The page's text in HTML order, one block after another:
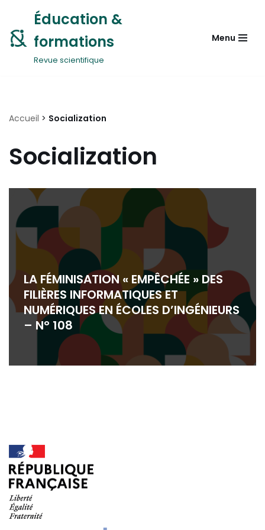
Aller
au
contenu
Éducation &
formations
Revue scientifique
Menu
Accueil > Socialization
Socialization
LA FÉMINISATION « EMPÊCHÉE » DES
FILIÈRES INFORMATIQUES ET
NUMÉRIQUES EN ÉCOLES D’INGÉNIEURS
– N° 108